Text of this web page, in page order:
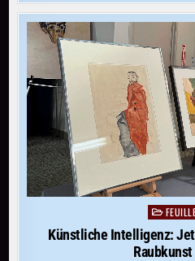
Posted
Künstliche Intelligenz: